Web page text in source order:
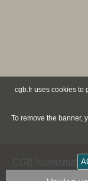
CGB
cgb.fr uses cookies to
To remove the banner,